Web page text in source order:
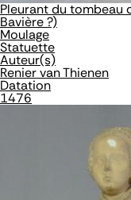
Pleurant du tombeau
Bavière ?)
Moulage
Statuette
Auteur(s)
Renier van Thienen
Datation
1476